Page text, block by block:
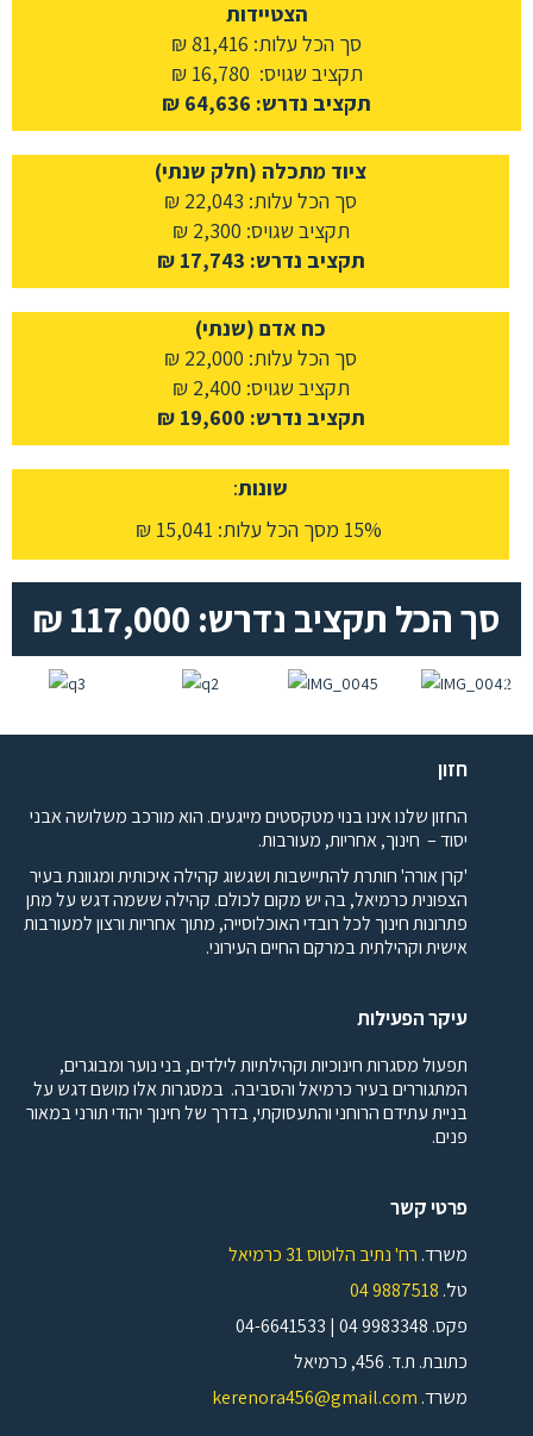
הצטיידות
סך הכל עלות: 81,416 ₪
תקציב שגויס: 16,780 ₪
תקציב נדרש: 64,636 ₪
ציוד מתכלה (חלק שנתי)
סך הכל עלות: 22,043 ₪
תקציב שגויס: 2,300 ₪
תקציב נדרש: 17,743 ₪
כח אדם (שנתי)
סך הכל עלות: 22,000 ₪
תקציב שגויס: 2,400 ₪
תקציב נדרש: 19,600 ₪
שונות:
סך הכל תקציב נדרש: 117,000 ₪
חזון
החזון שלנו אינו בנוי מטקסטים מייגעים. הוא מורכב משלושה אבני
יסוד – חינוך, אחריות, מעורבות.
'קרן אורה' חותרת להתיישבות ושגשוג קהילה איכותית ומגוונת בעיר
הצפונית כרמיאל, בה יש מקום לכולם. קהילה ששמה דגש על מתן
פתרונות חינוך לכל רובדי האוכלוסייה, מתוך אחריות ורצון למעורבות
אישית וקהילתית במרקם החיים העירוני.
עיקר הפעילות
תפעול מסגרות חינוכיות וקהילתיות לילדים, בני נוער ומבוגרים,
המתגוררים בעיר כרמיאל והסביבה. במסגרות אלו מושם דגש על
בניית עתידם הרוחני והתעסוקתי, בדרך של חינוך יהודי תורני במאור
פנים.
פרטי קשר
משרד. רח' נתיב הלוטוס 31 כרמיאל
טל'. 9887518 04
פקס. 9983348 04 | 04-6641533
כתובת. ת.ד. 456, כרמיאל
משרד. kerenora456@gmail.com